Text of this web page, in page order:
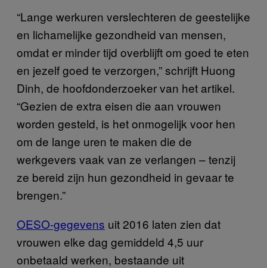
“Lange werkuren verslechteren de geestelijke
en lichamelijke gezondheid van mensen,
omdat er minder tijd overblijft om goed te eten
en jezelf goed te verzorgen,” schrijft Huong
Dinh, de hoofdonderzoeker van het artikel.
“Gezien de extra eisen die aan vrouwen
worden gesteld, is het onmogelijk voor hen
om de lange uren te maken die de
werkgevers vaak van ze verlangen – tenzij
ze bereid zijn hun gezondheid in gevaar te
brengen.”
OESO-gegevens uit 2016 laten zien dat
vrouwen elke dag gemiddeld 4,5 uur
onbetaald werken, bestaande uit